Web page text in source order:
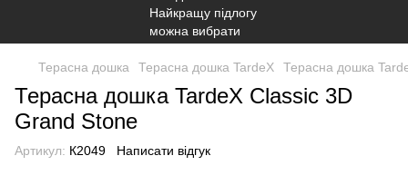
Терасна дошка Терасна дошка TardeX Терасна дошка
Терасна дошка TardeX Classic 3D
Grand Stone
Артикул: К2049 Написати відгук